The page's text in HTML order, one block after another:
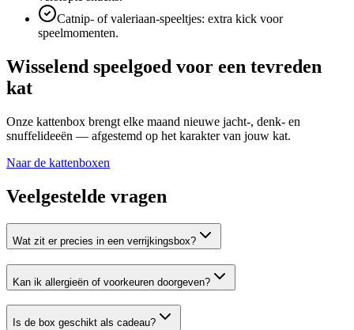
Catnip- of valeriaan-speeltjes: extra kick voor
speelmomenten.
Wisselend speelgoed voor een tevreden
kat
Onze kattenbox brengt elke maand nieuwe jacht-, denk- en
snuffelideeën — afgestemd op het karakter van jouw kat.
Naar de kattenboxen
Veelgestelde vragen
Wat zit er precies in een verrijkingsbox?
Kan ik allergieën of voorkeuren doorgeven?
Is de box geschikt als cadeau?